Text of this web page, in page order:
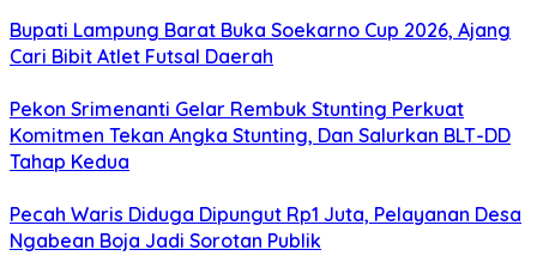
Bupati Lampung Barat Buka Soekarno Cup 2026, Ajang
Cari Bibit Atlet Futsal Daerah
Pekon Srimenanti Gelar Rembuk Stunting Perkuat
Komitmen Tekan Angka Stunting, Dan Salurkan BLT-DD
Tahap Kedua
Pecah Waris Diduga Dipungut Rp1 Juta, Pelayanan Desa
Ngabean Boja Jadi Sorotan Publik